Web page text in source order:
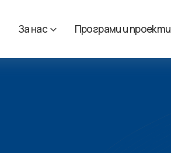
За нас Програми и проекти